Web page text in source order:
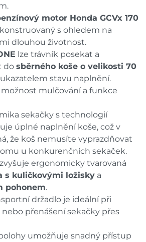
motor Honda GCVx 170
s ohledem na
dlouhou životnost.
lze trávník posekat a
do sběrného koše o velikosti 70
stavu naplnění.
možnost mulčování a funkce
sekačky s technologií
úplné naplnění koše, což v
že koš nemusíte vyprazdňovat
u konkurenčních sekaček.
ergonomicky tvarovaná
s kuličkovými ložisky a
pohonem.
držadlo je ideální při
nebo přenášení sekačky přes
umožňuje snadný přístup